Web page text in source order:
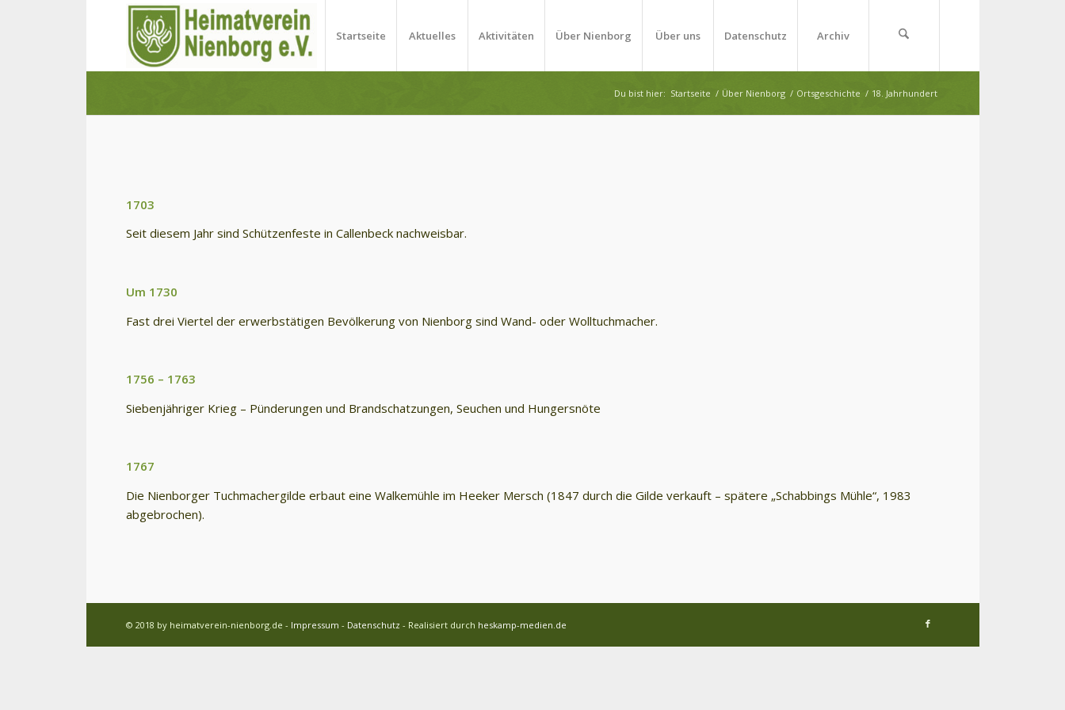
Startseite Aktuelles Aktivitäten Über Nienborg Über uns Datenschutz Archiv
Du bist hier: Startseite / Über Nienborg / Ortsgeschichte / 18. Jahrhundert
1703
Seit diesem Jahr sind Schützenfeste in Callenbeck nachweisbar.
Um 1730
Fast drei Viertel der erwerbstätigen Bevölkerung von Nienborg sind Wand- oder Wolltuchmacher.
1756 – 1763
Siebenjähriger Krieg – Pünderungen und Brandschatzungen, Seuchen und Hungersnöte
1767
Die Nienborger Tuchmachergilde erbaut eine Walkemühle im Heeker Mersch (1847 durch die Gilde verkauft – spätere „Schabbings Mühle“, 1983
abgebrochen).
© 2018 by heimatverein-nienborg.de - Impressum - Datenschutz - Realisiert durch heskamp-medien.de